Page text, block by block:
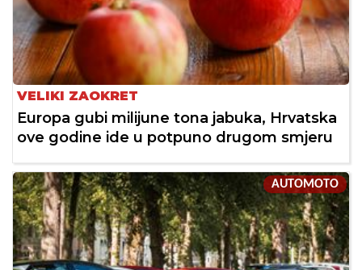
VELIKI ZAOKRET
Europa gubi milijune tona jabuka, Hrvatska
ove godine ide u potpuno drugom smjeru
AUTOMOTO